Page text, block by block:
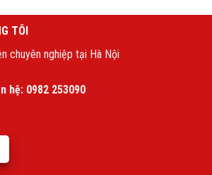
TÔI
chuyên nghiệp tại Hà Nội
hệ: 0982 253090